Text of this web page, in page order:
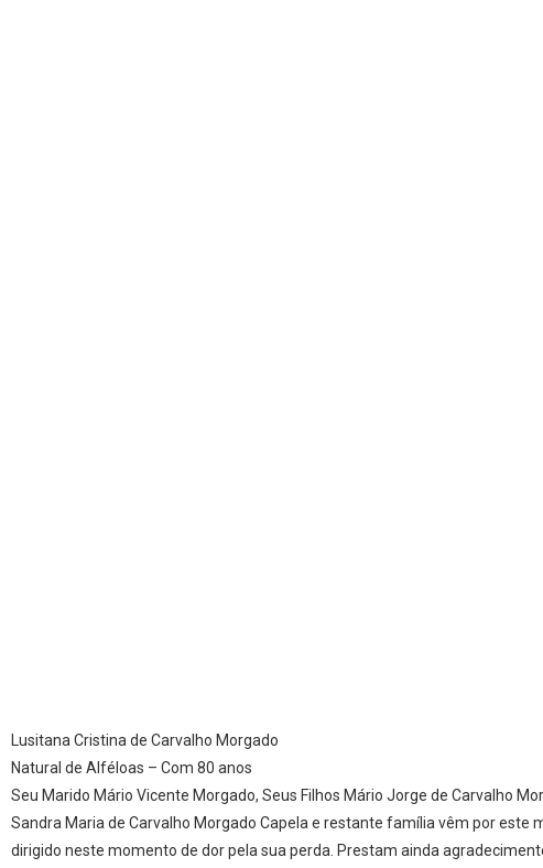
Lusitana Cristina de Carvalho Morgado
Natural de Alféloas – Com 80 anos
Seu Marido Mário Vicente Morgado, Seus Filhos Mário Jorge de Carvalho
Sandra Maria de Carvalho Morgado Capela e restante família vêm por este
dirigido neste momento de dor pela sua perda. Prestam ainda